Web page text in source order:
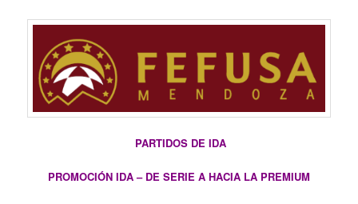
PARTIDOS DE IDA
PROMOCIÓN IDA – DE SERIE A HACIA LA PREMIUM